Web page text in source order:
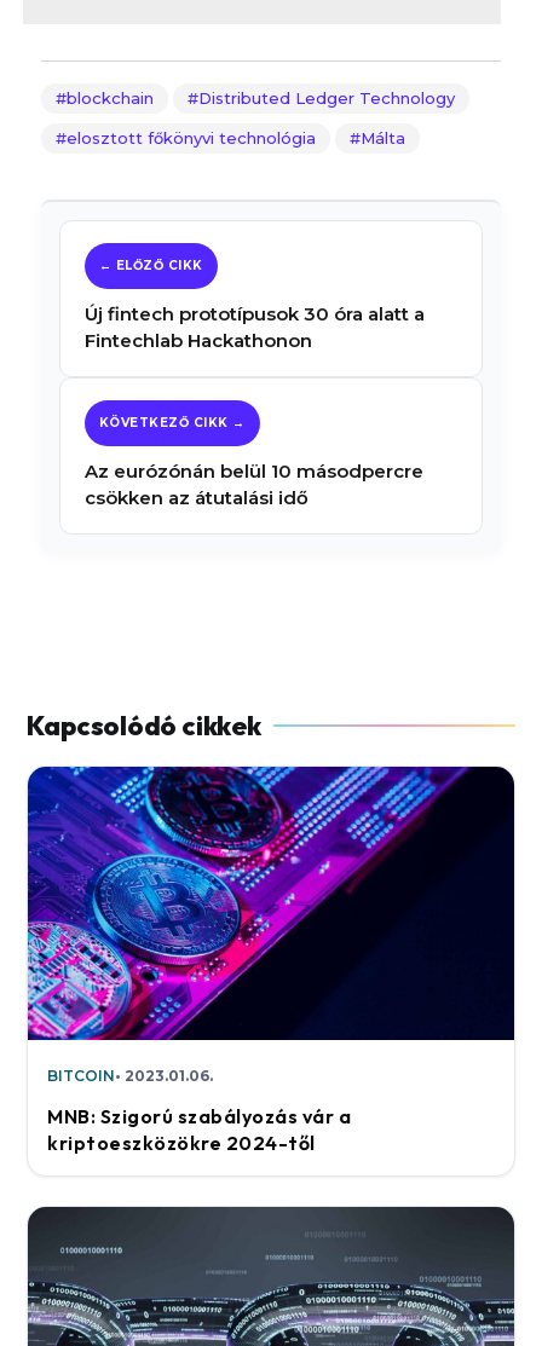
blockchain Distributed Ledger Technology
elosztott főkönyvi technológia Málta
Új fintech prototípusok 30 óra alatt a
Fintechlab Hackathonon
Az eurózónán belül 10 másodpercre
csökken az átutalási idő
BITCOIN 2023.01.06.
MNB: Szigorú szabályozás vár a
kriptoeszközökre 2024-től